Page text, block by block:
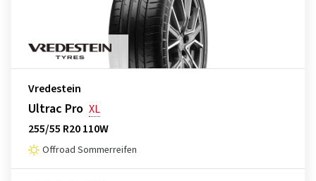
Vredestein
Ultrac Pro XL
255/55 R20 110W
Offroad Sommerreifen